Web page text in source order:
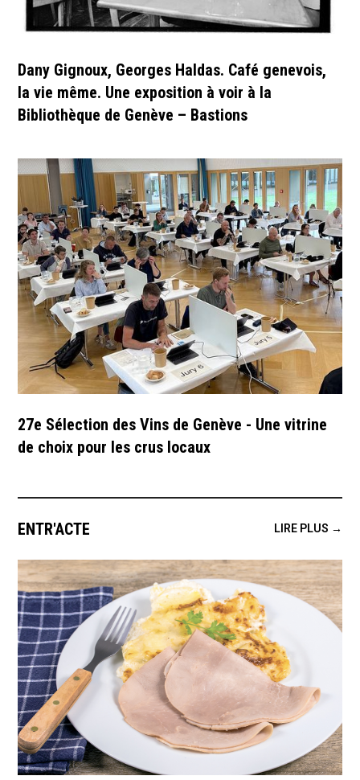
Dany Gignoux, Georges Haldas. Café genevois,
la vie même. Une exposition à voir à la
Bibliothèque de Genève – Bastions
27e Sélection des Vins de Genève - Une vitrine
de choix pour les crus locaux
ENTR'ACTE LIRE PLUS →